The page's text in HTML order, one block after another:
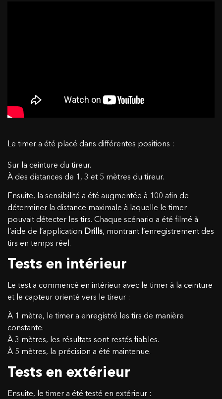
Le timer a été placé dans différentes positions :
Sur la ceinture du tireur.
À des distances de 1, 3 et 5 mètres du tireur.
Ensuite, la sensibilité a été augmentée à 100 afin de
déterminer la distance maximale à laquelle le timer
pouvait détecter les tirs. Chaque scénario a été filmé à
l’aide de l’application Drills, montrant l’enregistrement des
tirs en temps réel.
Tests en intérieur
Le test a commencé en intérieur avec le timer à la ceinture
et le capteur orienté vers le tireur :
À 1 mètre, le timer a enregistré les tirs de manière
constante.
À 3 mètres, les résultats sont restés fiables.
À 5 mètres, la précision a été maintenue.
Tests en extérieur
Ensuite, le timer a été testé en extérieur :
18.44$ 0,00$
de la commande d'un SG Timer !
Ajouter un SG Timer à votre panier et sélectionner la
couleur de la coque directement dans le panier.
OK
CONTACTEZ-NOUS
Nom
Message
Notice: Changement de pays vers
Comprenez-vous ces conditions et souhaitez
OUI, JE COMPRENDS